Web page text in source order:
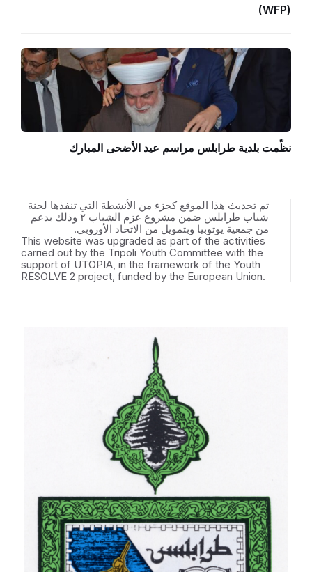
(WFP)
نظّمت بلدية طرابلس مراسم عيد الأضحى المبارك
تم تحديث هذا الموقع كجزء من الأنشطة التي تنفذها لجنة
شباب طرابلس ضمن مشروع عزم الشباب ٢ وذلك بدعم
من جمعية يوتوبيا وبتمويل من الاتحاد الأوروبي.
This website was upgraded as part of the activities
carried out by the Tripoli Youth Committee with the
support of UTOPIA, in the framework of the Youth
RESOLVE 2 project, funded by the European Union.